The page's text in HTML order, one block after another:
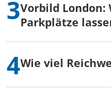
Vorbild London:
Parkplätze
Wie viel